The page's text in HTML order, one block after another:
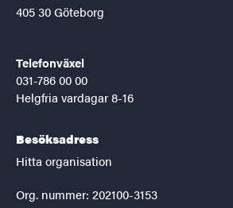
405 30 Göteborg
Telefonväxel
031-786 00 00
Helgfria vardagar 8-16
Besöksadress
Hitta organisation
Org. nummer: 202100-3153